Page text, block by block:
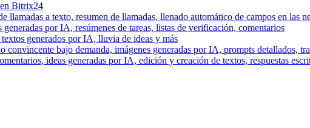
Bitrix24
llamadas a texto, resumen de llamadas, llenado automático de campos en las
generadas por IA, resúmenes de tareas, listas de verificación, comentarios
generados por IA, lluvia de ideas y más
convincente bajo demanda, imágenes generadas por IA, prompts detallados,
ideas generadas por IA, edición y creación de textos, respuestas